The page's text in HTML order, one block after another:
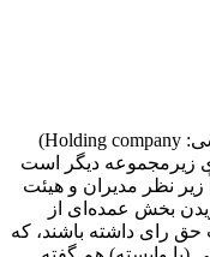
شرکت نگهدار یا شرکت هلدینگ (به انگلیسی: Holding company)
دیگر است
نظر مدیران و هیئت
بخش عمده‌ای از
رای داشته باشند، که